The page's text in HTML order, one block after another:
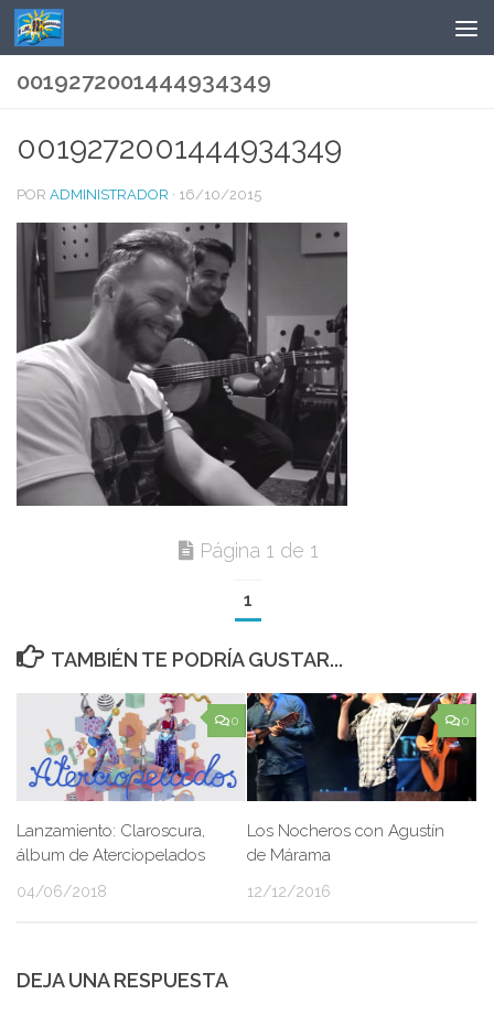
Saltar al contenido
0019272001444934349
0019272001444934349
POR ADMINISTRADOR · 16/10/2015
Página 1 de 1
1
TAMBIÉN TE PODRÍA GUSTAR...
0
Lanzamiento: Claroscura,
álbum de Aterciopelados
04/06/2018
0
Los Nocheros con Agustín
de Márama
12/12/2016
DEJA UNA RESPUESTA